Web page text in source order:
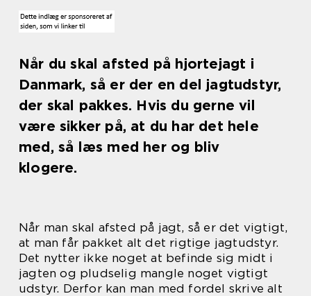
Når du skal afsted på hjortejagt i
Danmark, så er der en del jagtudstyr,
der skal pakkes. Hvis du gerne vil
være sikker på, at du har det hele
med, så læs med her og bliv
klogere.
Når man skal afsted på jagt, så er det vigtigt,
at man får pakket alt det rigtige jagtudstyr.
Det nytter ikke noget at befinde sig midt i
jagten og pludselig mangle noget vigtigt
udstyr. Derfor kan man med fordel skrive alt